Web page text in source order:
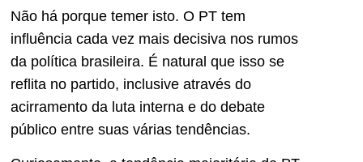
Não há porque temer isto. O PT tem
influência cada vez mais decisiva nos rumos
da política brasileira. É natural que isso se
reflita no partido, inclusive através do
acirramento da luta interna e do debate
público entre suas várias tendências.